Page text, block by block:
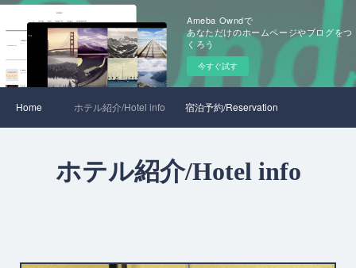
Ameba Owndで
あなただけのホームページやブログをつ
くろう
今すぐ試す
Home ホテル紹介/Hotel info 宿泊予約/Reservation
ホテル紹介/Hotel info